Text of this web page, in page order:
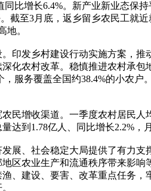
比增长6.4%。新产业新业态
截至3月底，返乡留乡农民工就
地。
印发乡村建设行动实施方案，
化农村改革。稳慎推进农村承
服务覆盖全国约38.4%的小农
民增收渠道。一季度农村居民
到1.78亿人、同比增长2.2%，
展、社会稳定大局提供了有力
区农业生产和流通秩序带来影
、建设、要害、改革重点任务